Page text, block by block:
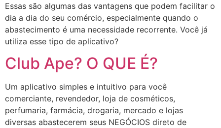
Essas são algumas das vantagens que podem facilitar o
dia a dia do seu comércio, especialmente quando o
abastecimento é uma necessidade recorrente. Você já
utiliza esse tipo de aplicativo?
Club Ape? O QUE É?
Um aplicativo simples e intuitivo para você
comerciante, revendedor, loja de cosméticos,
perfumaria, farmácia, drogaria, mercado e lojas
diversas abastecerem seus NEGÓCIOS direto de